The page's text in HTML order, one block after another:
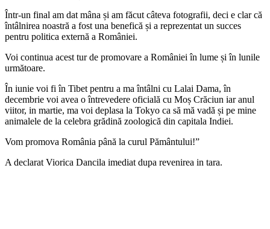
Într-un final am dat mâna și am făcut câteva fotografii, deci e clar că
întâlnirea noastră a fost una benefică și a reprezentat un succes
pentru politica externă a României.
Voi continua acest tur de promovare a României în lume și în lunile
următoare.
În iunie voi fi în Tibet pentru a ma întâlni cu Lalai Dama, în
decembrie voi avea o întrevedere oficială cu Moș Crăciun iar anul
viitor, in martie, ma voi deplasa la Tokyo ca să mă vadă și pe mine
animalele de la celebra grădină zoologică din capitala Indiei.
Vom promova România până la curul Pământului!”
A declarat Viorica Dancila imediat dupa revenirea in tara.